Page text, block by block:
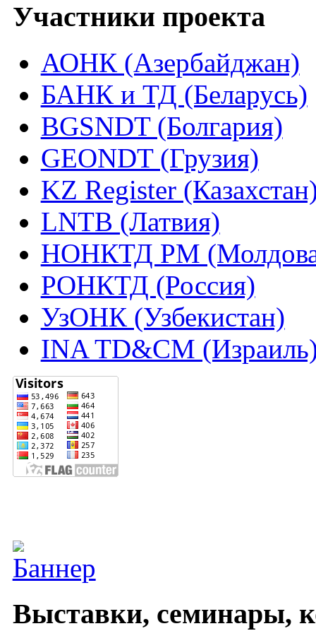
Участники проекта
АОНК (Азербайджан)
БАНК и ТД (Беларусь)
BGSNDT (Болгария)
GEONDT (Грузия)
KZ Register
LNTB (Латвия)
НОНКТД РМ
РОНКТД (Россия)
УзОНК (Узбекистан)
INA TD&CM
Выставки, семинары,